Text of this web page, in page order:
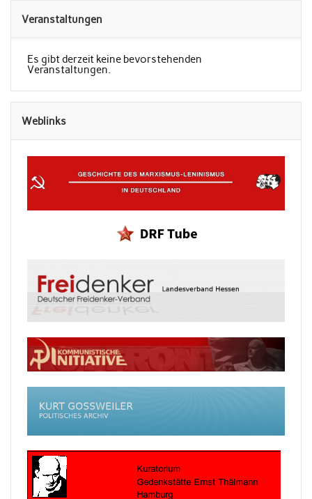
Veranstaltungen
Es gibt derzeit keine bevorstehenden
Veranstaltungen.
Weblinks